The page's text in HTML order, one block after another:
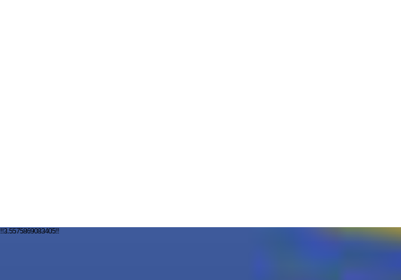
!!3.5575869083405!!